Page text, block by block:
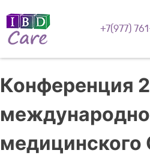
+7(977)
Конференция
медицинского